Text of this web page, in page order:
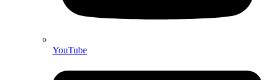
YouTube